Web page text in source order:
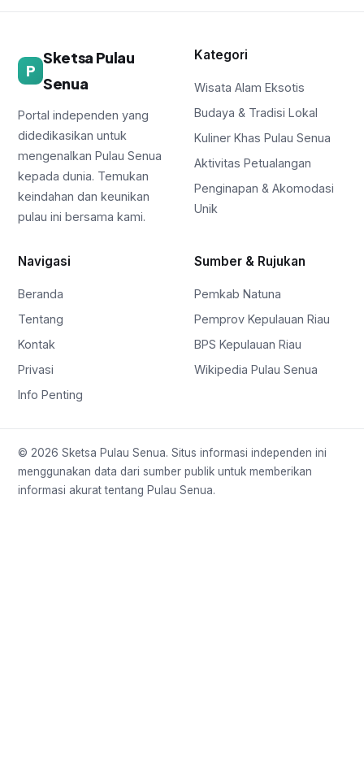
P
Sketsa Pulau
Senua
Portal independen yang
didedikasikan untuk
mengenalkan Pulau Senua
kepada dunia. Temukan
keindahan dan keunikan
pulau ini bersama kami.
Kategori
Wisata Alam Eksotis
Budaya & Tradisi Lokal
Kuliner Khas Pulau Senua
Aktivitas Petualangan
Penginapan & Akomodasi
Unik
Navigasi
Beranda
Tentang
Kontak
Privasi
Info Penting
Sumber & Rujukan
Pemkab Natuna
Pemprov Kepulauan Riau
BPS Kepulauan Riau
Wikipedia Pulau Senua
© 2026 Sketsa Pulau Senua. Situs informasi independen ini
menggunakan data dari sumber publik untuk memberikan
informasi akurat tentang Pulau Senua.